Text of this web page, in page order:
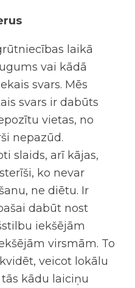
laikā
vai kādā
svars. Mēs
svars ir dabūts
vietas, no
nepazūd.
slaids, arī kājas,
ko nevar
ne diētu. Ir
dabūt nost
iekšējām
virsmām. To
veicot lokālu
kādu laiciņu